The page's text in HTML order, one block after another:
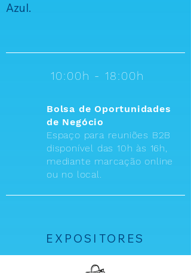
Azul.
10:00h - 18:00h
Bolsa de Oportunidades
de Negócio
Espaço para reuniões B2B
disponível das 10h às 16h,
mediante marcação online
ou no local.
EXPOSITORES